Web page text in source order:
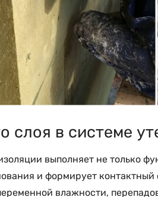
слоя в системе
выполняет не только
и формирует
влажности,